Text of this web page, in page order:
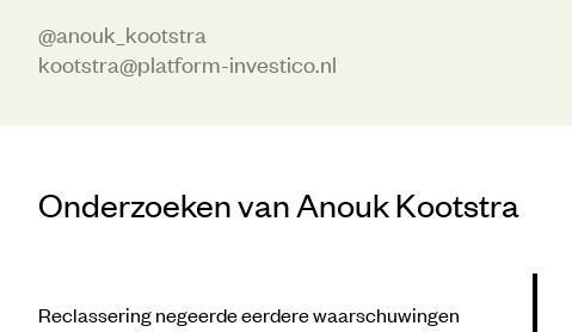
@anouk_kootstra
kootstra@platform-investico.nl
Onderzoeken van Anouk Kootstra
Reclassering negeerde eerdere waarschuwingen